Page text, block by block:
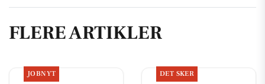
FLERE ARTIKLER
JOBNYT DET SKER